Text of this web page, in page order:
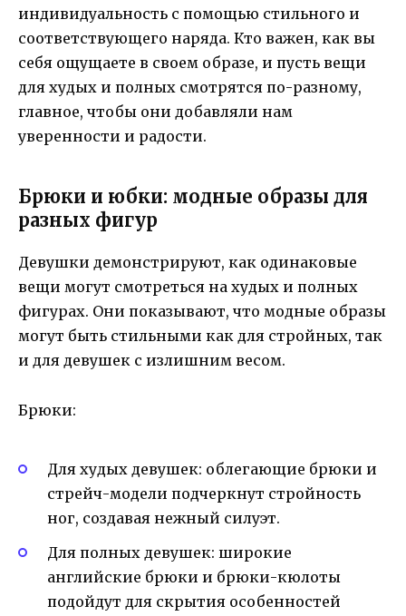
индивидуальность с помощью стильного и
соответствующего наряда. Кто важен, как вы
себя ощущаете в своем образе, и пусть вещи
для худых и полных смотрятся по-разному,
главное, чтобы они добавляли нам
уверенности и радости.
Брюки и юбки: модные образы для
разных фигур
Девушки демонстрируют, как одинаковые
вещи могут смотреться на худых и полных
фигурах. Они показывают, что модные образы
могут быть стильными как для стройных, так
и для девушек с излишним весом.
Брюки:
Для худых девушек: облегающие брюки и
стрейч-модели подчеркнут стройность
ног, создавая нежный силуэт.
Для полных девушек: широкие
английские брюки и брюки-кюлоты
подойдут для скрытия особенностей